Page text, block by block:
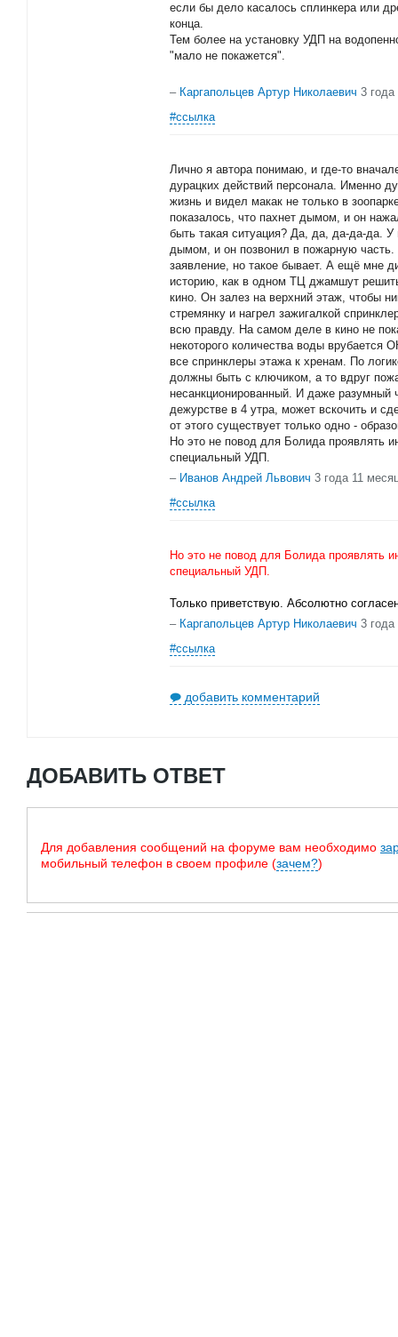
если бы дело касалось сплинкера или
конца.
Тем более на установку УДП на
"мало не покажется".
– Каргапольцев Артур Николаевич 3 года
#ссылка
Лично я автора понимаю, и где-то
дурацких действий персонала. Именно
жизнь и видел макак не только в
показалось, что пахнет дымом, и он
быть такая ситуация? Да, да, да-да-да. У
дымом, и он позвонил в пожарную часть.
заявление, но такое бывает. А ещё мне
историю, как в одном ТЦ джамшут
кино. Он залез на верхний этаж, чтобы
стремянку и нагрел зажигалкой
всю правду. На самом деле в кино не
некоторого количества воды
все спринклеры этажа к хренам. По
должны быть с ключиком, а то вдруг
несанкционированный. И даже разумный
дежурстве в 4 утра, может вскочить и
от этого существует только одно -
Но это не повод для Болида проявлять
специальный УДП.
– Иванов Андрей Львович 3 года 11
#ссылка
Но это не повод для Болида проявлять
специальный УДП.
Только приветствую. Абсолютно
– Каргапольцев Артур Николаевич 3 года
#ссылка
добавить комментарий
ДОБАВИТЬ ОТВЕТ
Для добавления сообщений на форуме вам необходимо
мобильный телефон в своем профиле (зачем?)